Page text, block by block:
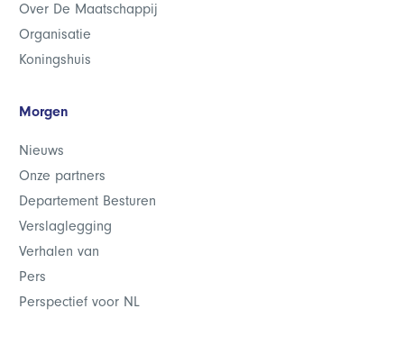
Over De Maatschappij
Organisatie
Koningshuis
Morgen
Nieuws
Onze partners
Departement Besturen
Verslaglegging
Verhalen van
Pers
Perspectief voor NL